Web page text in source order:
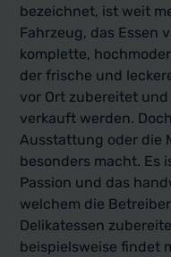
bezeichnet, ist weit
Fahrzeug, das Essen
komplette,
der frische und
vor Ort zubereitet
verkauft werden.
Ausstattung oder die
besonders macht. Es
Passion und das
welchem die
Delikatessen
beispielsweise findet